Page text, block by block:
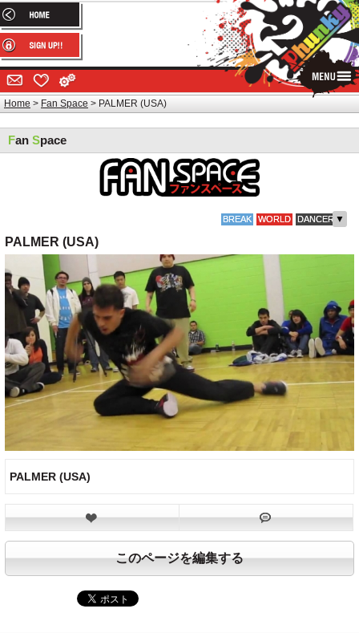
Home Fan Space PALMER (USA)
Fan Space
BREAK WORLD DANCER ▼
PALMER (USA)
PALMER (USA)
このページを編集する